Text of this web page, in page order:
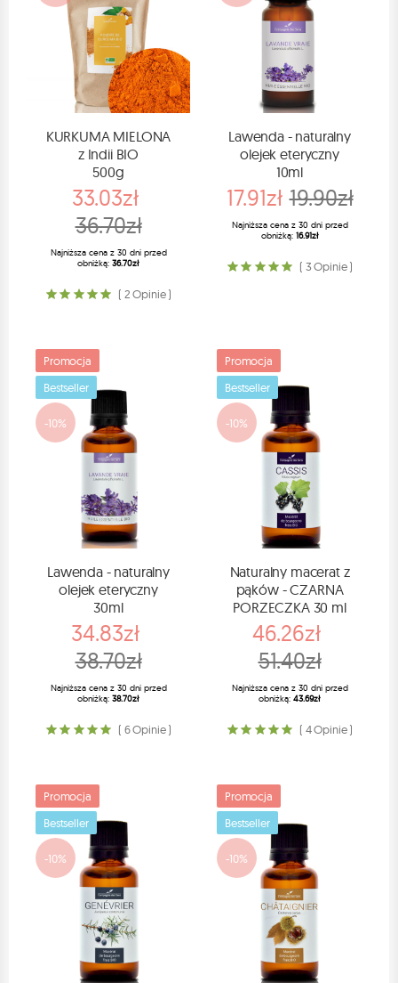
KURKUMA MIELONA
z Indii BIO
500g
33.03zł
36.70zł
Najniższa cena z 30 dni przed
obniżką: 36.70zł
( 2 Opinie )
Lawenda - naturalny
olejek eteryczny
10ml
17.91zł 19.90zł
Najniższa cena z 30 dni przed
obniżką: 16.91zł
( 3 Opinie )
Promocja
Bestseller
-10%
Lawenda - naturalny
olejek eteryczny
30ml
34.83zł
38.70zł
Najniższa cena z 30 dni przed
obniżką: 38.70zł
( 6 Opinie )
Promocja
Bestseller
-10%
Naturalny macerat z
pąków - CZARNA
PORZECZKA 30 ml
46.26zł
51.40zł
Najniższa cena z 30 dni przed
obniżką: 43.69zł
( 4 Opinie )
Promocja
Bestseller
-10%
Promocja
Bestseller
-10%